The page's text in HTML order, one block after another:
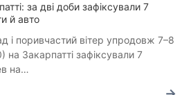
за дві доби зафіксували 7
й авто
і поривчастий вітер упродовж 7–8
на Закарпатті зафіксували 7
на…